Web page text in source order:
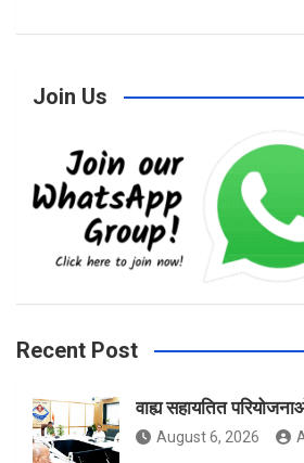
o g
Join Us
Recent Post
वाह्य सहायतित
August 6, 2026